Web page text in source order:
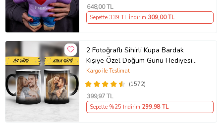
648,00 TL
Sepette 339 TL İndirim 309,00 TL
2 Fotoğraflı Sihirli Kupa Bardak
Kişiye Özel Doğum Günü Hediyesi
Sevgiliye Hediye Anneye Babaya
Ablaya Abiye Kız Erkek Kardeşe
Arkadaşa Resimli Günü Yıl Dönümü
Hediyesi
(1572)
Kargo ile Teslimat
399,97 TL
Sepette %25 İndirim 299,98 TL